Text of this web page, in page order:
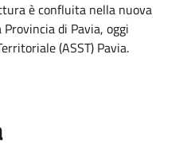
è confluita nella nuova
di Pavia, oggi
(ASST) Pavia.